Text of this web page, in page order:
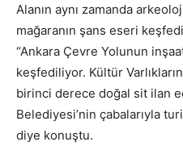
Alanın aynı zamanda
mağaranın şans eseri
“Ankara Çevre Yolunun
keşfediliyor. Kültür
birinci derece doğal sit ilan
Belediyesi’nin çabalarıyla
diye konuştu.